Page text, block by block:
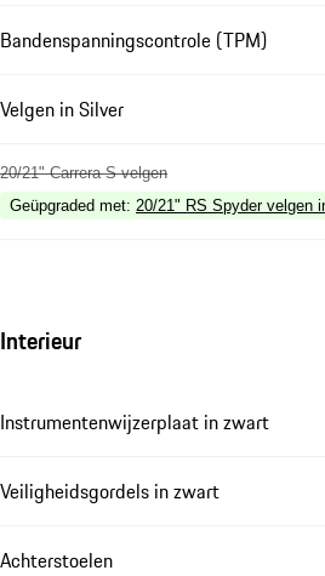
Bandenspanningscontrole (TPM)
Velgen in Silver
20/21" Carrera S velgen
Geüpgraded met: 20/21" RS Spyder velgen
Interieur
Instrumentenwijzerplaat in zwart
Veiligheidsgordels in zwart
Achterstoelen